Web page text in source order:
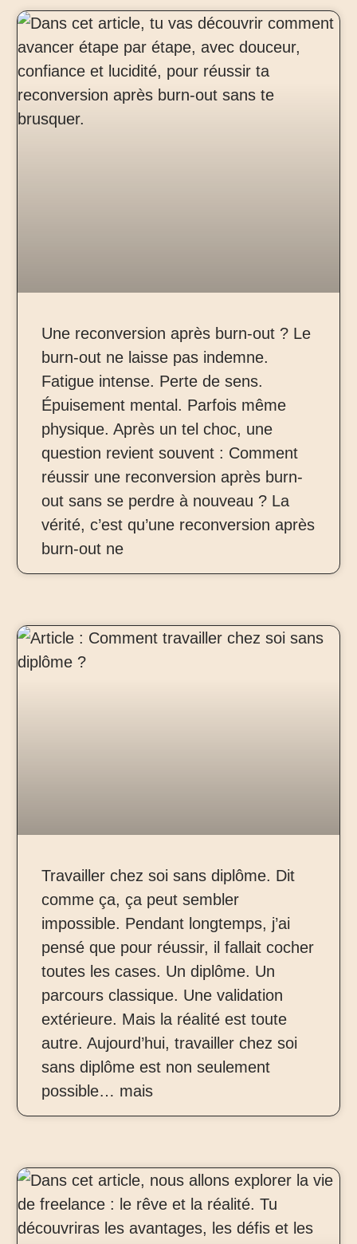
Une reconversion après burn-out ? Le
burn-out ne laisse pas indemne.
Fatigue intense. Perte de sens.
Épuisement mental. Parfois même
physique. Après un tel choc, une
question revient souvent : Comment
réussir une reconversion après burn-
out sans se perdre à nouveau ? La
vérité, c’est qu’une reconversion après
burn-out ne
Travailler chez soi sans diplôme. Dit
comme ça, ça peut sembler
impossible. Pendant longtemps, j’ai
pensé que pour réussir, il fallait cocher
toutes les cases. Un diplôme. Un
parcours classique. Une validation
extérieure. Mais la réalité est toute
autre. Aujourd’hui, travailler chez soi
sans diplôme est non seulement
possible… mais